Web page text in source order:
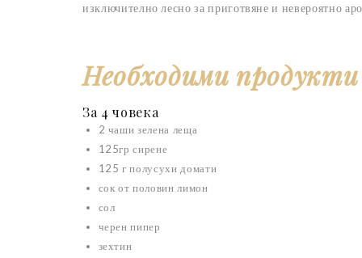
изключително лесно за приготвяне и невероятно
Необходими продукти
За 4 човека
2 чаши зелена леща
125гр сирене
125 г полусухи домати
сок от половин лимон
сол
черен пипер
зехтин